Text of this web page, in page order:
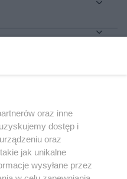
Polak
oraz inne
dostęp i
oraz
jak unikalne
wysyłane przez